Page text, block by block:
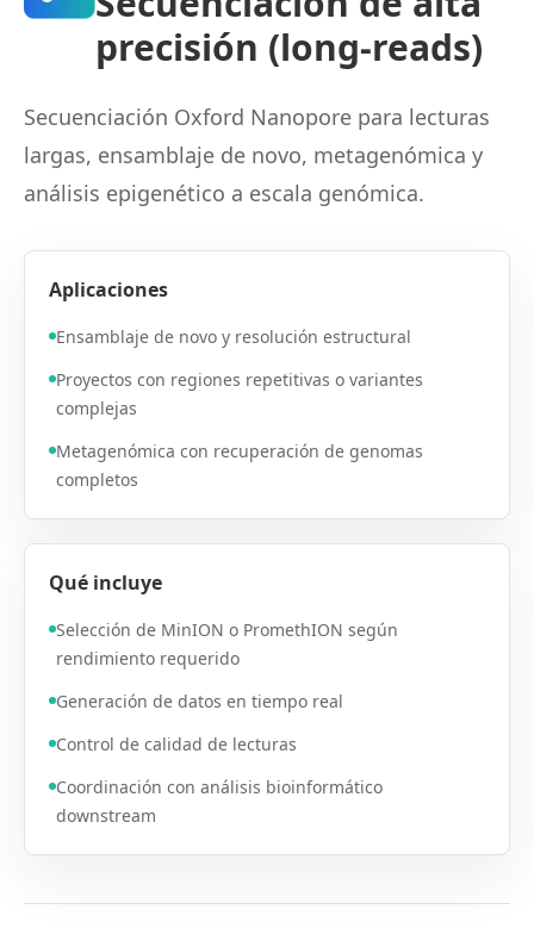
precisión (long-reads)
Secuenciación Oxford Nanopore para lecturas
largas, ensamblaje de novo, metagenómica y
análisis epigenético a escala genómica.
Aplicaciones
Ensamblaje de novo y resolución estructural
Proyectos con regiones repetitivas o variantes
complejas
Metagenómica con recuperación de genomas
completos
Qué incluye
Selección de MinION o PromethION según
rendimiento requerido
Generación de datos en tiempo real
Control de calidad de lecturas
Coordinación con análisis bioinformático
downstream